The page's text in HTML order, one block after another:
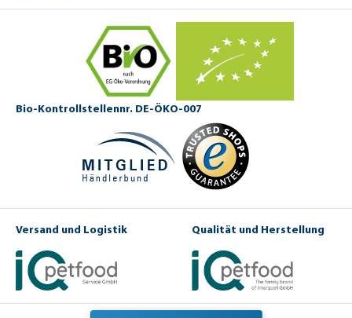
Bio-Kontrollstellennr. DE-ÖKO-007
Versand und Logistik Qualität und Herstellung